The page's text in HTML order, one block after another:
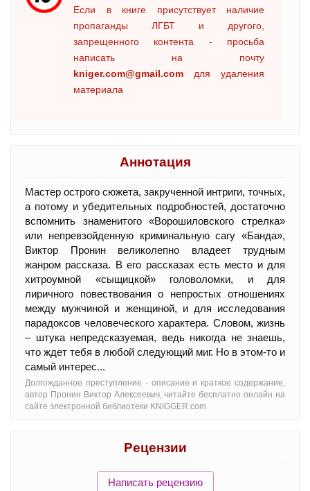
Если в книге присутствует наличие
пропаганды ЛГБТ и другого,
запрещенного контента - просьба
написать на почту
kniger.com@gmail.com для удаления
материала
Аннотация
Мастер острого сюжета, закрученной интриги, точных,
а потому и убедительных подробностей, достаточно
вспомнить знаменитого «Ворошиловского стрелка»
или непревзойденную криминальную сагу «Банда»,
Виктор Пронин великолепно владеет трудным
жанром рассказа. В его рассказах есть место и для
хитроумной «сыщицкой» головоломки, и для
лиричного повествования о непростых отношениях
между мужчиной и женщиной, и для исследования
парадоксов человеческого характера. Словом, жизнь
– штука непредсказуемая, ведь никогда не знаешь,
что ждет тебя в любой следующий миг. Но в этом-то и
самый интерес...
Долгожданное преступление - oписание и краткое содержание,
автор Пронин Виктор Алексеевич, читайте бесплатно онлайн на
сайте электронной библиотеки KNIGGER.com
Рецензии
Написать рецензию